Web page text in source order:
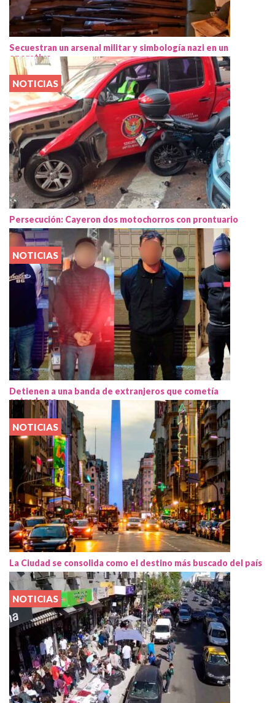
Secuestran un arsenal militar y simbología nazi en un
operativo
NOTICIAS
Persecución: Cayeron dos motochorros con prontuario
NOTICIAS
Detienen a una banda de extranjeros que cometía
entraderas
NOTICIAS
La Ciudad se consolida como el destino más buscado del país
NOTICIAS